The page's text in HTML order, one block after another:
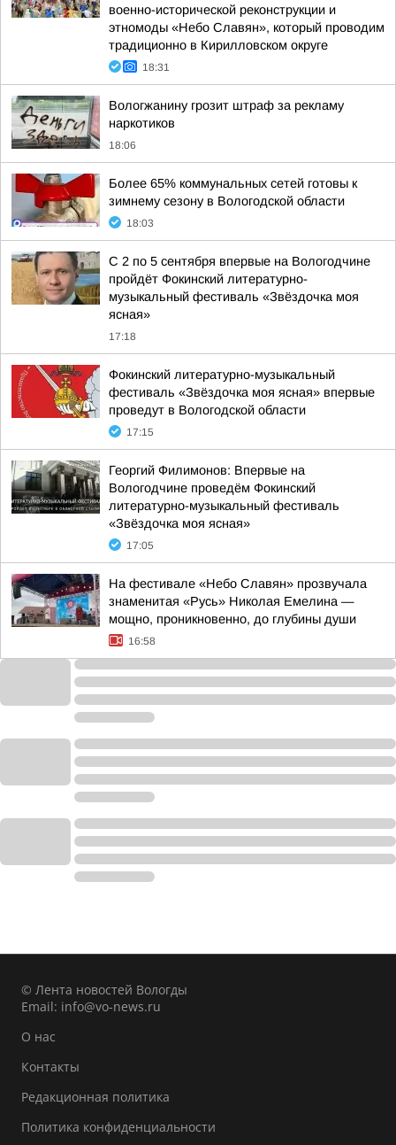
военно-исторической реконструкции и
этномоды «Небо Славян», который проводим
традиционно в Кирилловском округе
18:31
Вологжанину грозит штраф за рекламу
наркотиков
18:06
Более 65% коммунальных сетей готовы к
зимнему сезону в Вологодской области
18:03
С 2 по 5 сентября впервые на Вологодчине
пройдёт Фокинский литературно-
музыкальный фестиваль «Звёздочка моя
ясная»
17:18
Фокинский литературно-музыкальный
фестиваль «Звёздочка моя ясная» впервые
проведут в Вологодской области
17:15
Георгий Филимонов: Впервые на
Вологодчине проведём Фокинский
литературно-музыкальный фестиваль
«Звёздочка моя ясная»
17:05
На фестивале «Небо Славян» прозвучала
знаменитая «Русь» Николая Емелина —
мощно, проникновенно, до глубины души
16:58
© Лента новостей Вологды
Email: info@vo-news.ru
О нас
Контакты
Редакционная политика
Политика конфиденциальности